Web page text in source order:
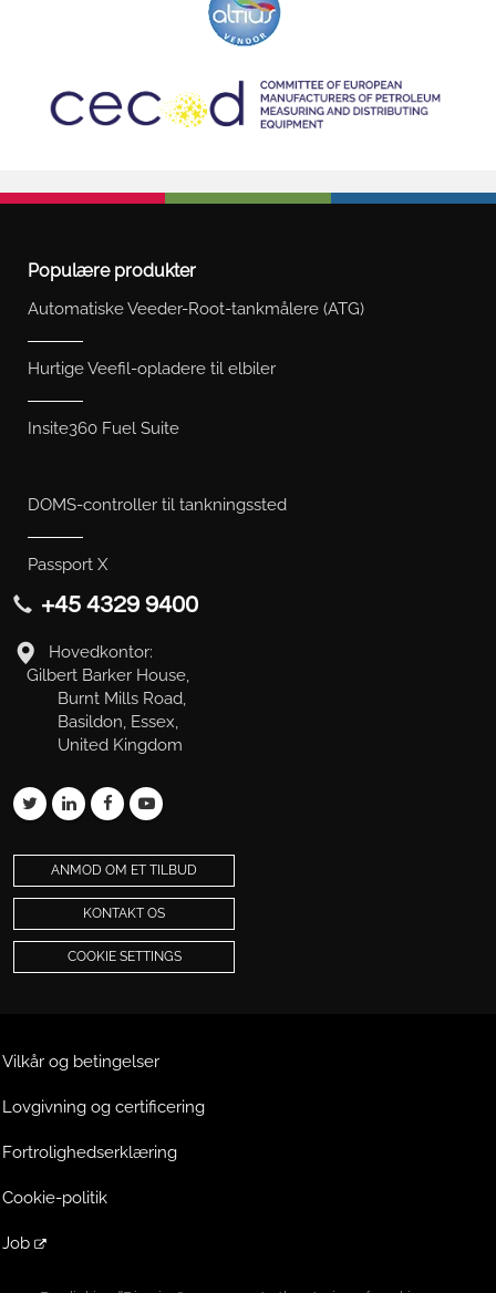
Populære produkter
Automatiske Veeder-Root-tankmålere (ATG)
Hurtige Veefil-opladere til elbiler
Insite360 Fuel Suite
DOMS-controller til tankningssted
Passport X
+45 4329 9400
Hovedkontor:
Gilbert Barker House,
Burnt Mills Road,
Basildon, Essex,
United Kingdom
ANMOD OM ET TILBUD
KONTAKT OS
COOKIE SETTINGS
Vilkår og betingelser
Lovgivning og certificering
Fortrolighedserklæring
Cookie-politik
Job
Extranet